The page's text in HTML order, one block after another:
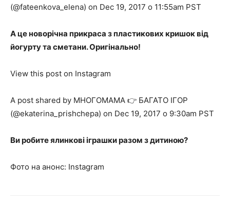
(@fateenkova_elena) on Dec 19, 2017 о 11:55am PST
А це новорічна прикраса з пластикових кришок від
йогурту та сметани. Оригінально!
View this post on Instagram
A post shared by МНОГОМАМА 👉 БАГАТО ІГОР
(@ekaterina_prishchepa) on Dec 19, 2017 о 9:30am PST
Ви робите ялинкові іграшки разом з дитиною?
Фото на анонс: Instagram